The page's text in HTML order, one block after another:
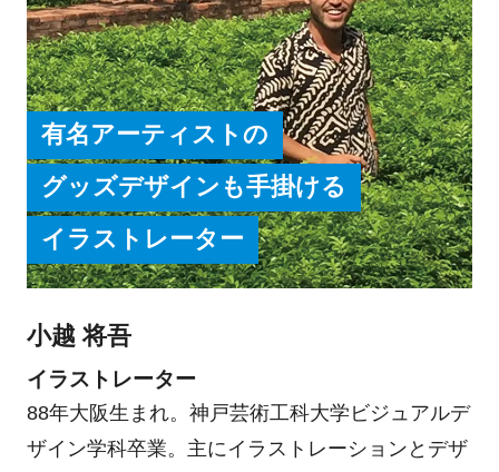
有名アーティストの
グッズデザインも手掛ける
イラストレーター
小越 将吾
イラストレーター
88年大阪生まれ。神戸芸術工科大学ビジュアルデ
ザイン学科卒業。主にイラストレーションとデザ